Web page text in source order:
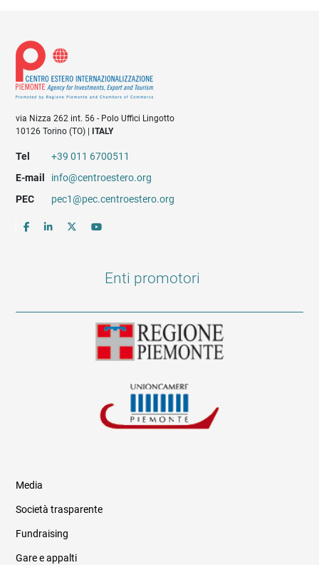
via Nizza 262 int. 56 - Polo Uffici Lingotto
10126 Torino (TO) |
ITALY
Tel
+39 011 6700511
E-mail
info@centroestero.org
PEC
pec1@pec.centroestero.org
Enti promotori
Informazioni legali e trasparenza
Media
Società trasparente
Fundraising
Gare e appalti